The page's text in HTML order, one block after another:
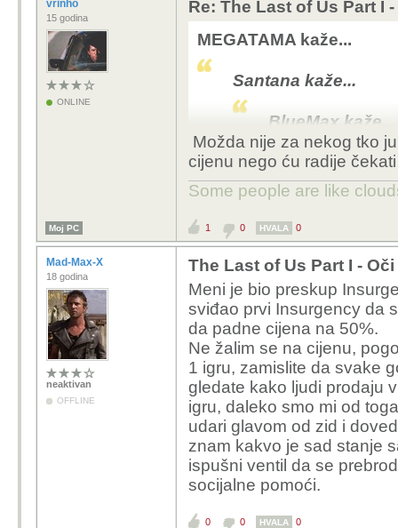
A taj razvoj COD-a je
mogo bit dobar...
vrinho
15 godina
ONLINE
Re: The Last of Us Part I
MEGATAMA kaže...
Santana kaže...
BlueMax kaže...
COD se
poboljšanom
natjecteljska
Pa velim da idu
godina jedno te
Zamisli da idu
prodaje.
A taj razvoj
MW 2019 dobar,
2022 bi mogo bit
COD je mozda i
valjda 4-5 studia koji
nastavke.
Možda nije za nekog tko
cijenu nego ću radije
Some people are like
Moj PC 1 0 HVALA 0
Mad-Max-X
18 godina
neaktivan
OFFLINE
The Last of Us Part I -
Meni je bio preskup
sviđao prvi Insurgency da
da padne cijena na 50%.
Ne žalim se na cijenu,
1 igru, zamislite da svake
gledate kako ljudi prodaju
igru, daleko smo mi od
udari glavom od zid i
znam kakvo je sad stanje
ispušni ventil da se
socijalne pomoći.
0 0 HVALA 0